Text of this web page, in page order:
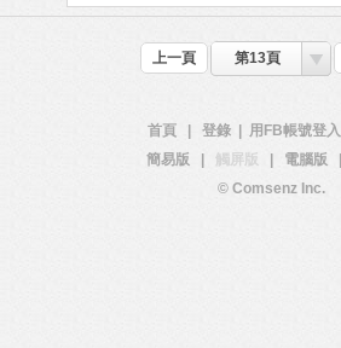
上一頁 第13頁
首頁 登錄 用FB帳號登入
簡易版
觸屏版 電腦版
© Comsenz Inc.